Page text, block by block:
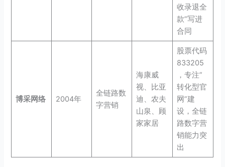
收录退全
款”写进
合同
博采网络 2004年
全链路数
字营销
海康威
视、比亚
迪、农夫
山泉、顾
家家居
股票代码
833205
，专注”
转化型官
网”建
设，全链
路数字营
销能力突
出